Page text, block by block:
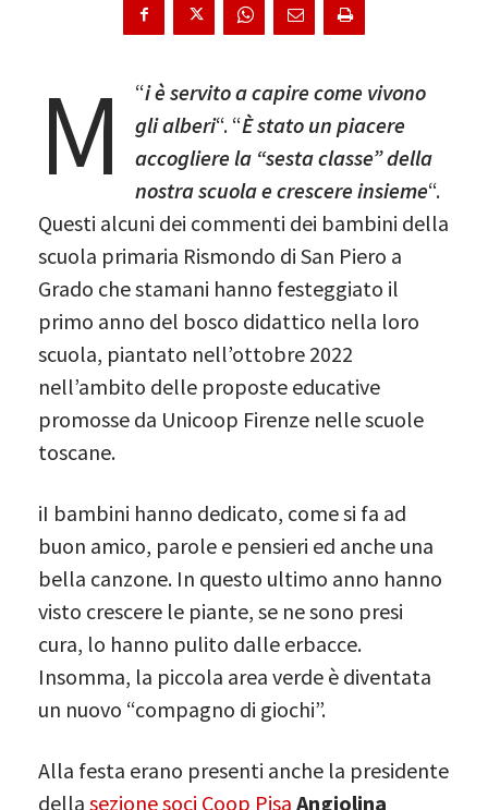
“
M
i è servito a capire come vivono
gli alberi“. “È stato un piacere
accogliere la “sesta classe” della
nostra scuola e crescere insieme“.
Questi alcuni dei commenti dei bambini della
scuola primaria Rismondo di San Piero a
Grado che stamani hanno festeggiato il
primo anno del bosco didattico nella loro
scuola, piantato nell’ottobre 2022
nell’ambito delle proposte educative
promosse da Unicoop Firenze nelle scuole
toscane.
iI bambini hanno dedicato, come si fa ad
buon amico, parole e pensieri ed anche una
bella canzone. In questo ultimo anno hanno
visto crescere le piante, se ne sono presi
cura, lo hanno pulito dalle erbacce.
Insomma, la piccola area verde è diventata
un nuovo “compagno di giochi”.
Alla festa erano presenti anche la presidente
della sezione soci Coop Pisa Angiolina